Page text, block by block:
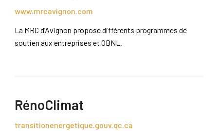
www.mrcavignon.com
La MRC d’Avignon propose différents programmes de
soutien aux entreprises et OBNL.
RénoClimat
transitionenergetique.gouv.qc.ca